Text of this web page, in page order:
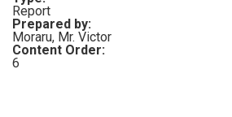
Report
Prepared by:
Moraru, Mr. Victor
Content Order:
6